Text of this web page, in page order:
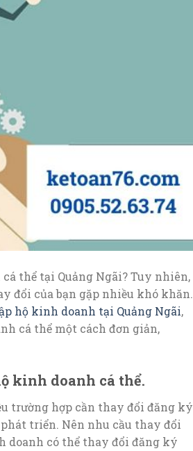
thể tại Quảng Ngãi? Tuy nhiên,
đổi của bạn gặp nhiều khó khăn.
hộ kinh doanh tại Quảng Ngãi,
cá thể một cách đơn giản,
kinh doanh cá thể.
trường hợp cần thay đổi đăng ký
triển. Nên nhu cầu thay đổi
có thể thay đổi đăng ký